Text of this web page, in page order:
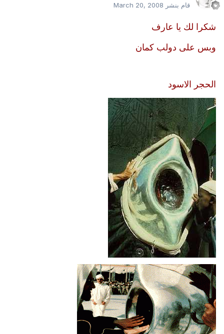
قام بنشر March 20, 2008
شكرا لك يا عارف
وبس على دولب كمان
الحجر الاسود